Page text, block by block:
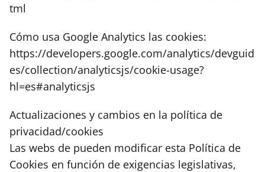
tml
Cómo usa Google Analytics las cookies:
https://developers.google.com/analytics/devguid
es/collection/analyticsjs/cookie-usage?
hl=es#analyticsjs
Actualizaciones y cambios en la política de
privacidad/cookies
Las webs de pueden modificar esta Política de
Cookies en función de exigencias legislativas,